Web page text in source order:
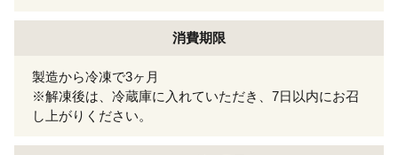
消費期限
製造から冷凍で3ヶ月
※解凍後は、冷蔵庫に入れていただき、7日以内にお召
し上がりください。